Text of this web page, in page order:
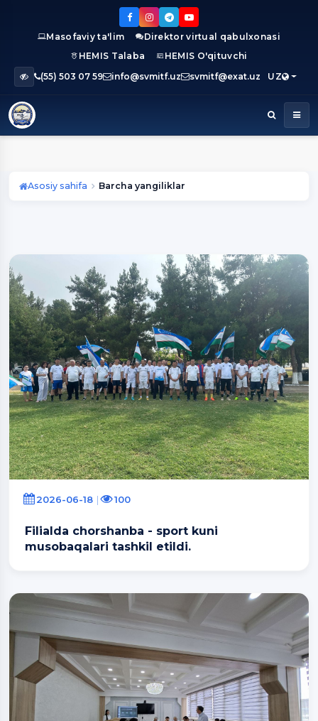
Masofaviy ta'lim
Direktor virtual qabulxonasi
HEMIS Talaba
HEMIS O'qituvchi
(55) 503 07 59
info@svmitf.uz svmitf@exat.uz UZ
Asosiy sahifa Barcha yangiliklar
2026-06-18 100
Filialda chorshanba - sport kuni
musobaqalari tashkil etildi.